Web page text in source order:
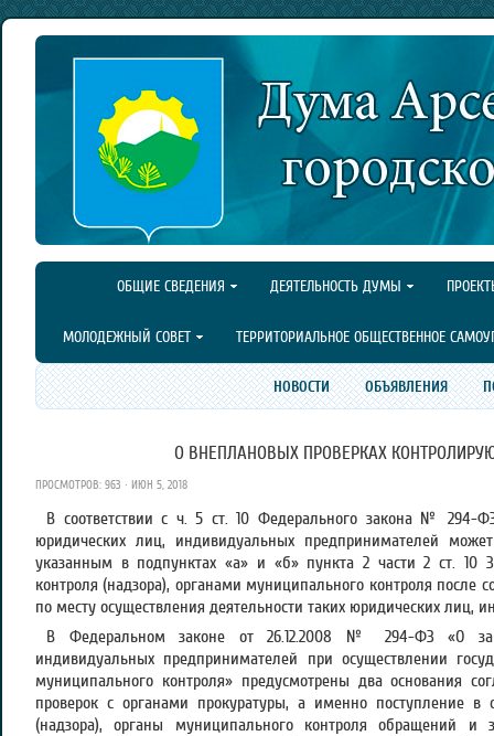
ОБЩИЕ СВЕДЕНИЯ ДЕЯТЕЛЬНОСТЬ ДУМЫ
МОЛОДЕЖНЫЙ СОВЕТ ТЕРРИТОРИАЛЬНОЕ ОБЩЕСТВЕННОЕ
НОВОСТИ ОБЪЯВЛЕНИЯ
О ВНЕПЛАНОВЫХ ПРОВЕРКАХ
ПРОСМОТРОВ: 963 · ИЮН 5, 2018
В соответствии с ч. 5 ст. 10 Федерального закона № 294-
юридических лиц, индивидуальных предпринимателей
указанным в подпунктах «а» и «б» пункта 2 части 2 ст. 10
контроля (надзора), органами муниципального контроля после
по месту осуществления деятельности таких юридических лиц,
В Федеральном законе от 26.12.2008 № 294-ФЗ «О
индивидуальных предпринимателей при осуществлении
муниципального контроля» предусмотрены два основания
проверок с органами прокуратуры, а именно поступление в
(надзора), органы муниципального контроля обращений